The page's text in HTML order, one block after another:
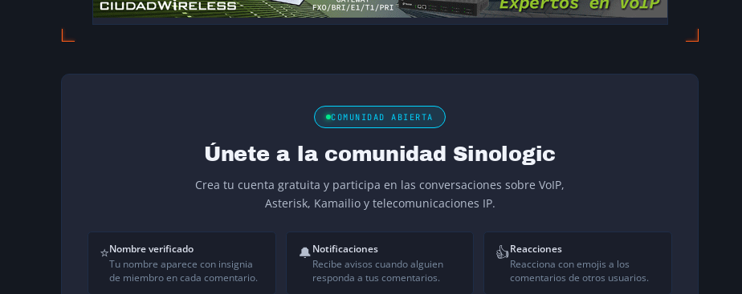
COMUNIDAD ABIERTA
Únete a la comunidad Sinologic
Crea tu cuenta gratuita y participa en las conversaciones sobre VoIP,
Asterisk, Kamailio y telecomunicaciones IP.
⭐Nombre verificado
Tu nombre aparece con insignia
de miembro en cada comentario.
🔔Notificaciones
Recibe avisos cuando alguien
responda a tus comentarios.
👍Reacciones
Reacciona con emojis a los
comentarios de otros usuarios.